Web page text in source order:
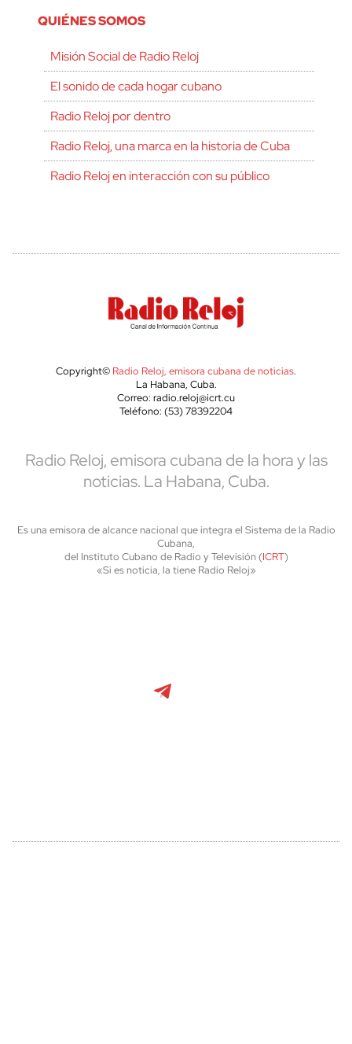
QUIÉNES SOMOS
Misión Social de Radio Reloj
El sonido de cada hogar cubano
Radio Reloj por dentro
Radio Reloj, una marca en la historia de Cuba
Radio Reloj en interacción con su público
Copyright© Radio Reloj, emisora cubana de noticias.
La Habana, Cuba.
Correo: radio.reloj@icrt.cu
Teléfono: (53) 78392204
Radio Reloj, emisora cubana de la hora y las
noticias. La Habana, Cuba.
Es una emisora de alcance nacional que integra el Sistema de la Radio
Cubana,
del Instituto Cubano de Radio y Televisión (ICRT)
«Si es noticia, la tiene Radio Reloj»